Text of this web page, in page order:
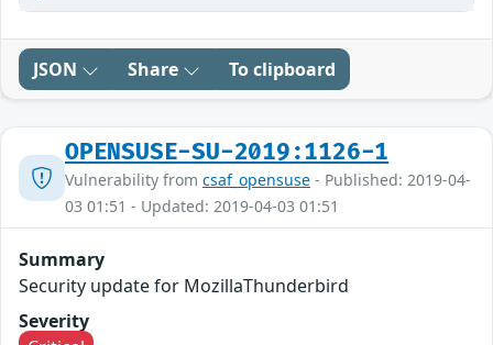
JSON Share To clipboard
OPENSUSE-SU-2019:1126-1
Vulnerability from csaf_opensuse - Published: 2019-04-
03 01:51 - Updated: 2019-04-03 01:51
Summary
Security update for MozillaThunderbird
Severity